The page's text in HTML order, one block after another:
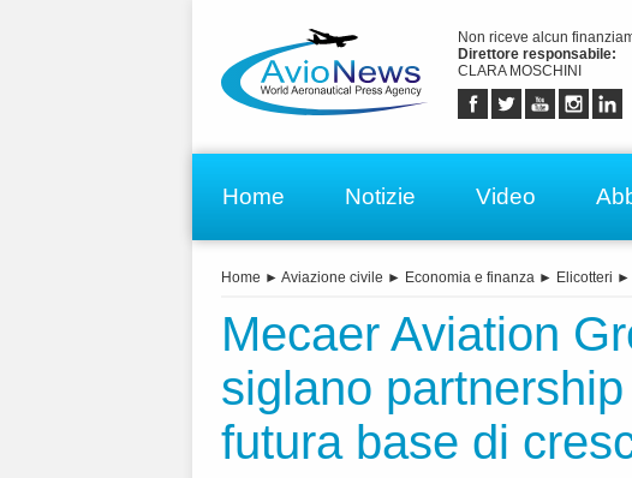
Non riceve alcun
Direttore responsabile:
CLARA MOSCHINI
Home Notizie Video
Home ► Aviazione civile ► Economia e finanza ► Elicotteri ►
Mecaer Aviation
siglano
futura base di